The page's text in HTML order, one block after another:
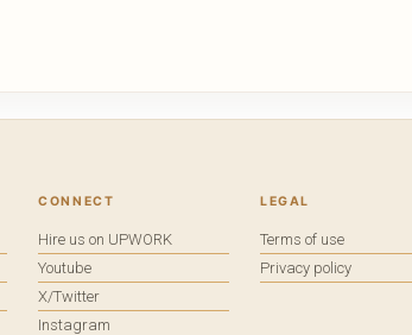
CONNECT
Hire us on UPWORK
Youtube
X/Twitter
Instagram
LEGAL
Terms of use
Privacy policy